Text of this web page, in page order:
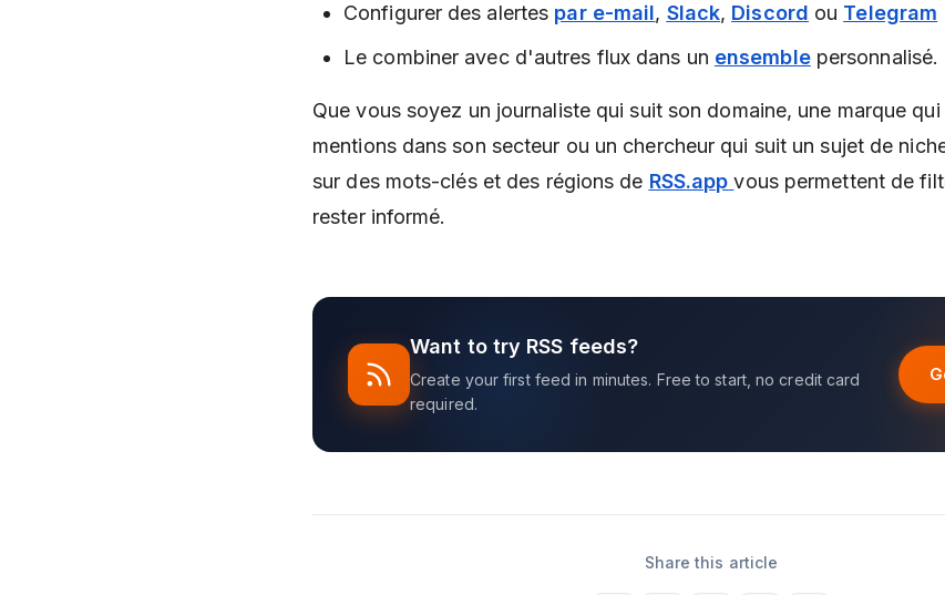
Configurer des alertes par e-mail, Slack, Discord ou Telegram
Le combiner avec d'autres flux dans un ensemblepersonnalisé.
Que vous soyez un journaliste qui suit son domaine, une marque
mentions dans son secteur ou un chercheur qui suit un sujet de
sur des mots-clés et des régions de RSS.app vous permettent de
rester informé.
Want to try RSS feeds?
Create your first feed in minutes. Free to start, no credit card
required.
Share this article